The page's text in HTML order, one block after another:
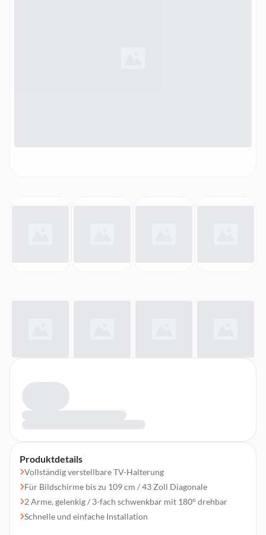
Produktdetails
Vollständig verstellbare TV-Halterung
Für Bildschirme bis zu 109 cm / 43 Zoll Diagonale
2 Arme, gelenkig / 3-fach schwenkbar mit 180° drehbar
Schnelle und einfache Installation